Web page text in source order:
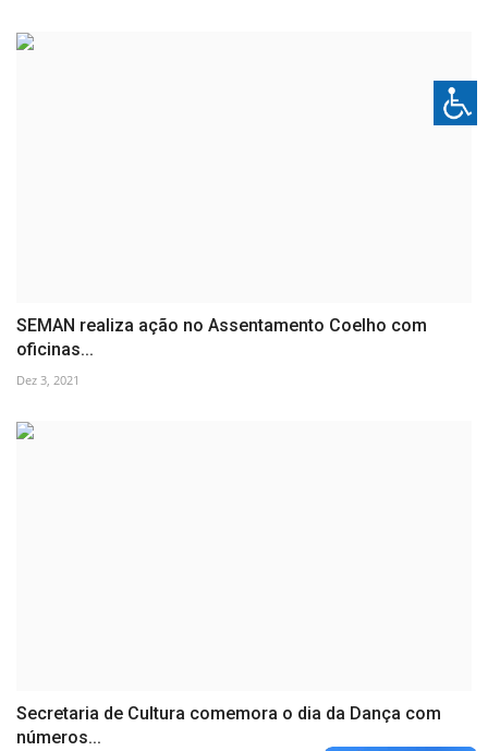
SEMAN realiza ação no Assentamento Coelho com
oficinas...
Dez 3, 2021
Secretaria de Cultura comemora o dia da Dança com
números...